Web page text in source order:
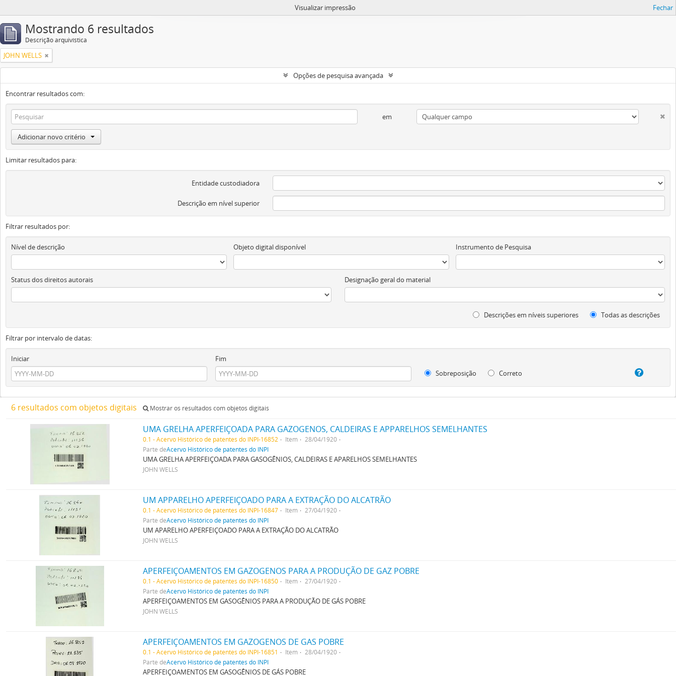
Visualizar impressão Fechar
Mostrando 6 resultados
Descrição arquivística
JOHN WELLS
Opções de pesquisa avançada
Encontrar resultados com:
em
Adicionar novo critério
Limitar resultados para:
Entidade custodiadora
Descrição em nível superior
Filtrar resultados por:
Nível de descrição Objeto digital disponível Instrumento de Pesquisa
Status dos direitos autorais Designação geral do material
Descrições em níveis superiores Todas as descrições
Filtrar por intervalo de datas:
Iniciar
Fim
Sobreposição
Correto
6 resultados com objetos digitais Mostrar os resultados com objetos digitais
UMA GRELHA APERFEIÇOADA PARA GAZOGENOS, CALDEIRAS E APPARELHOS SEMELHANTES
0.1 - Acervo Histórico de patentes do INPI-16852 Item
28/04/1920
Parte deAcervo Histórico de patentes do INPI
UMA GRELHA APERFEIÇOADA PARA GASOGÊNIOS, CALDEIRAS E APARELHOS SEMELHANTES
JOHN WELLS
UM APPARELHO APERFEIÇOADO PARA A EXTRAÇÃO DO ALCATRÃO
0.1 - Acervo Histórico de patentes do INPI-16847 Item
27/04/1920
Parte deAcervo Histórico de patentes do INPI
UM APARELHO APERFEIÇOADO PARA A EXTRAÇÃO DO ALCATRÃO
JOHN WELLS
APERFEIÇOAMENTOS EM GAZOGENOS PARA A PRODUÇÃO DE GAZ POBRE
0.1 - Acervo Histórico de patentes do INPI-16850 Item
27/04/1920
Parte deAcervo Histórico de patentes do INPI
APERFEIÇOAMENTOS EM GASOGÊNIOS PARA A PRODUÇÃO DE GÁS POBRE
JOHN WELLS
APERFEIÇOAMENTOS EM GAZOGENOS DE GAS POBRE
0.1 - Acervo Histórico de patentes do INPI-16851 Item
28/04/1920
Parte deAcervo Histórico de patentes do INPI
APERFEIÇOAMENTOS EM GASOGÊNIOS DE GÁS POBRE